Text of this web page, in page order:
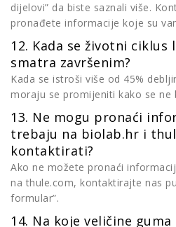
dijelovi” da biste saznali više.
pronađete informacije koje su
12. Kada se životni ciklus
smatra završenim?
Kada se istroši više od 45%
moraju se promijeniti kako se ne
13. Ne mogu pronaći
trebaju na biolab.hr i
kontaktirati?
Ako ne možete pronaći
na thule.com, kontaktirajte nas
formular”.
14. Na koje veličine